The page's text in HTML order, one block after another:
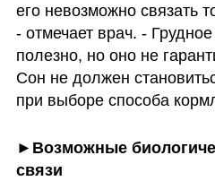
его невозможно связать
- отмечает врач. -
полезно, но оно не
Сон не должен
при выборе способа
►Возможные
связи